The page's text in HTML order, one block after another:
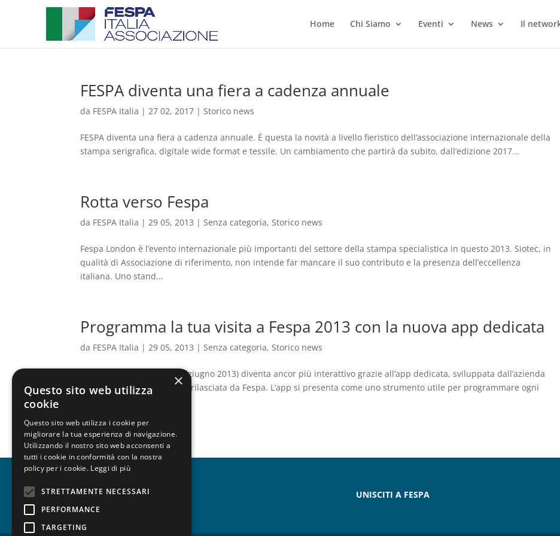
Home Chi Siamo Eventi News Il
FESPA diventa una fiera a cadenza annuale
da FESPA Italia |27 02, 2017 |Storico news
FESPA diventa una fiera a cadenza annuale. È questa la novità a livello fieristico dell’associazione internazionale della
stampa serigrafica, digitale wide format e tessile. Un cambiamento che partirà da subito, dall’edizione 2017...
Rotta verso Fespa
da FESPA Italia |29 05, 2013 |Senza categoria,Storico news
Fespa London è l’evento internazionale più importanti del settore della stampa specialistica in questo 2013. Siotec, in
qualità di Associazione di riferimento, non intende far mancare il suo contributo e la presenza dell’eccellenza
italiana. Uno stand...
Programma la tua visita a Fespa 2013 con la nuova app dedicata
da FESPA Italia |29 05, 2013 |Senza categoria,Storico news
Fespa 2013 (Londra, 25-19 giugno 2013) diventa ancor più interattivo grazie all’app dedicata, sviluppata dall’azienda
statunitense CrowdTorch e rilasciata da Fespa. L’app si presenta come uno strumento utile per programmare ogni
CHI SIAMO UNISCITI A FESPA
×
Questo sito web utilizza
cookie
Questo sito web utilizza i cookie per
migliorare la tua esperienza di navigazione.
Utilizzando il nostro sito web acconsenti a
tutti i cookie in conformità con la nostra
policy per i cookie. Leggi di più
STRETTAMENTE NECESSARI
PERFORMANCE
TARGETING